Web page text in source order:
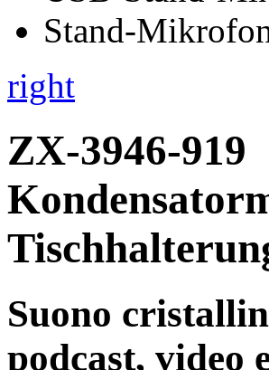
right
ZX-3946-919
Suono
podcast, video